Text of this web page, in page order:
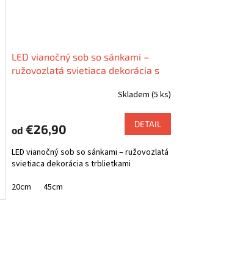
LED vianočný sob so sánkami –
ružovozlatá svietiaca dekorácia s
Skladem (5 ks)
od €26,90 DETAIL
LED vianočný sob so sánkami – ružovozlatá
svietiaca dekorácia s trblietkami
20cm
45cm